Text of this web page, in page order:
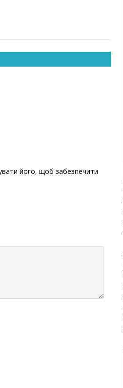
його, щоб забезпечити